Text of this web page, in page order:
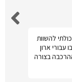
להשוות
עבורי ארון
בצורה